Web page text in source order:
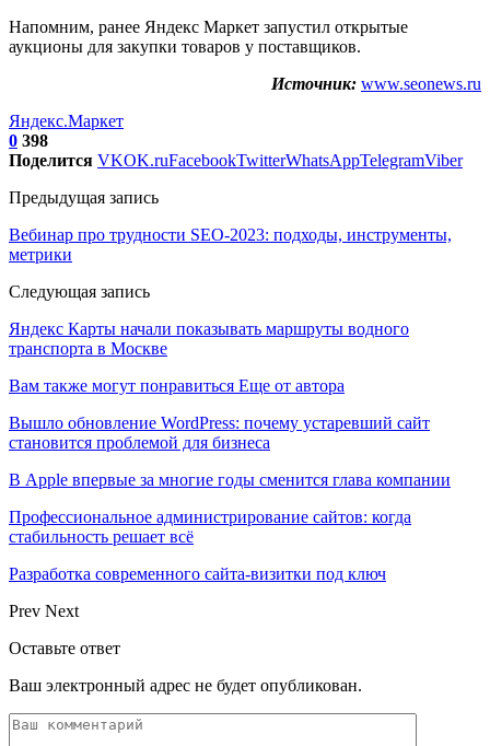
Напомним, ранее Яндекс Маркет запустил открытые
аукционы для закупки товаров у поставщиков.
Источник: www.seonews.ru
Яндекс.Маркет
0 398
Поделится VKOK.ruFacebookTwitterWhatsAppTelegramViber
Предыдущая запись
Вебинар про трудности SEO-2023: подходы, инструменты,
метрики
Следующая запись
Яндекс Карты начали показывать маршруты водного
транспорта в Москве
Вам также могут понравиться Еще от автора
Вышло обновление WordPress: почему устаревший сайт
становится проблемой для бизнеса
В Apple впервые за многие годы сменится глава компании
Профессиональное администрирование сайтов: когда
стабильность решает всё
Разработка современного сайта-визитки под ключ
Prev Next
Оставьте ответ
Ваш электронный адрес не будет опубликован.